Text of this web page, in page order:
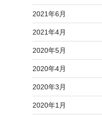
2021年6月
2021年4月
2020年5月
2020年4月
2020年3月
2020年1月